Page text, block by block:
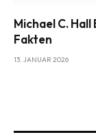
Michael C.
Fakten
13. JANUAR 2026